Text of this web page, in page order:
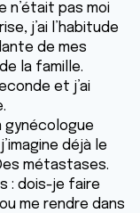
n’était pas moi
j’ai l’habitude
de mes
la famille.
et j’ai
gynécologue
déjà le
métastases.
: dois-je faire
me rendre dans